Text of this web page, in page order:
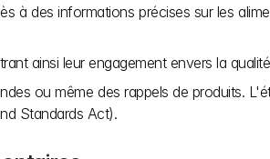
à des informations précises sur les
ainsi leur engagement envers la
ou même des rappels de produits.
Standards Act).